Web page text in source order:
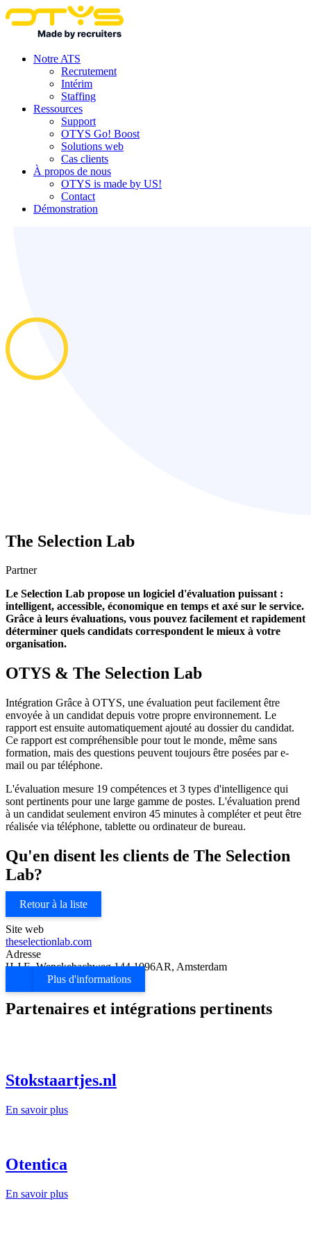
Notre ATS
Recrutement
Intérim
Staffing
Ressources
Support
OTYS Go! Boost
Solutions web
Cas clients
À propos de nous
OTYS is made by US!
Contact
Démonstration
The Selection Lab
Partner
Le Selection Lab propose un logiciel d'évaluation puissant :
intelligent, accessible, économique en temps et axé sur le service.
Grâce à leurs évaluations, vous pouvez facilement et rapidement
déterminer quels candidats correspondent le mieux à votre
organisation.
OTYS & The Selection Lab
Intégration Grâce à OTYS, une évaluation peut facilement être
envoyée à un candidat depuis votre propre environnement. Le
rapport est ensuite automatiquement ajouté au dossier du candidat.
Ce rapport est compréhensible pour tout le monde, même sans
formation, mais des questions peuvent toujours être posées par e-
mail ou par téléphone.
L'évaluation mesure 19 compétences et 3 types d'intelligence qui
sont pertinents pour une large gamme de postes. L'évaluation prend
à un candidat seulement environ 45 minutes à compléter et peut être
réalisée via téléphone, tablette ou ordinateur de bureau.
Qu'en disent les clients de The Selection
Lab?
Retour à la liste
Site web
theselectionlab.com
Adresse
H.J.E. Wenckebachweg 144 1096AR, Amsterdam
Plus d'informations
Partenaires et intégrations pertinents
Stokstaartjes.nl
En savoir plus
Otentica
En savoir plus